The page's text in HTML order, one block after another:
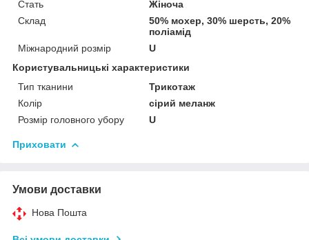
Стать
Жіноча
Склад
50% мохер, 30% шерсть, 20%
поліамід
Міжнародний розмір
U
Користувальницькі характеристики
Тип тканини
Трикотаж
Колір
сірий меланж
Розмір головного убору
U
Приховати
Умови доставки
Нова Пошта